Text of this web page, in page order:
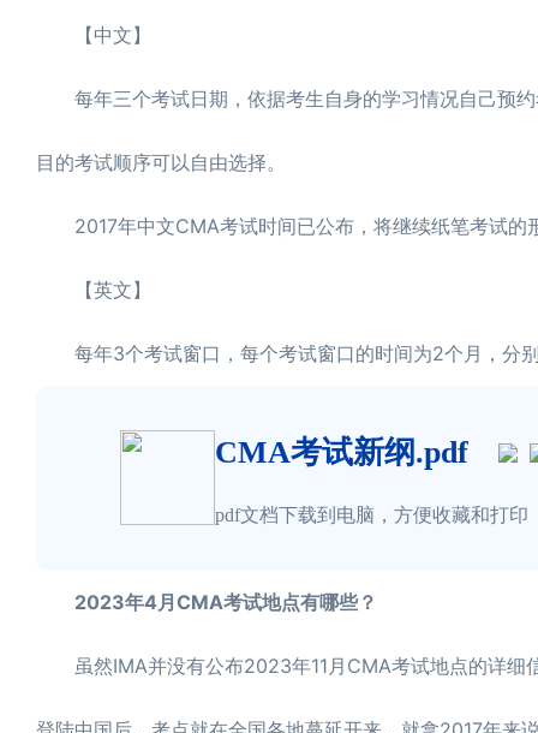
【中文】
每年三个考试日期，依据考生自身的学习情况自己预约
目的考试顺序可以自由选择。
2017年中文CMA考试时间已公布，将继续纸笔考试的
【英文】
每年3个考试窗口，每个考试窗口的时间为2个月，分
CMA考试新纲.pdf
pdf文档下载到电脑，方便收藏和打印
2023年4月CMA考试地点有哪些？
虽然IMA并没有公布2023年11月CMA考试地点的详细